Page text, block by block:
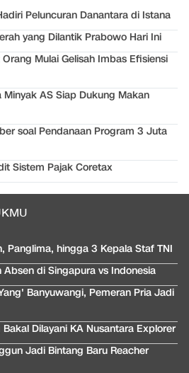
Peluncuran Danantara di Istana
yang Dilantik Prabowo Hari Ini
Mulai Gelisah Imbas Efisiensi
Minyak AS Siap Dukung Makan
soal Pendanaan Program 3 Juta
Sistem Pajak Coretax
Panglima, hingga 3 Kepala Staf TNI
Absen di Singapura vs Indonesia
Banyuwangi, Pemeran Pria Jadi
Dilayani KA Nusantara Explorer
Jadi Bintang Baru Reacher